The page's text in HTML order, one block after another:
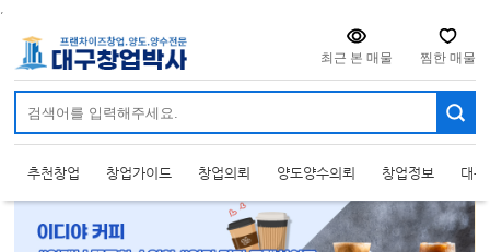
최근 본 매물 찜한 매물
추천창업 창업가이드 창업의뢰 양도양수의뢰 창업정보 대